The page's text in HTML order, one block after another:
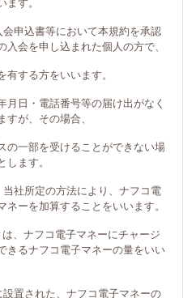
す。
会申込書等において本規約を承認
会を申し込まれた個人の方で、
する方をいいます。
月日・電話番号等の届け出がなく
が、その場合、
の一部を受けることができない場
ます。
当社所定の方法により、ナフコ電
ーを加算することをいいます。
は、ナフコ電子マネーにチャージ
きるナフコ電子マネーの量をいい
設置された、ナフコ電子マネーの